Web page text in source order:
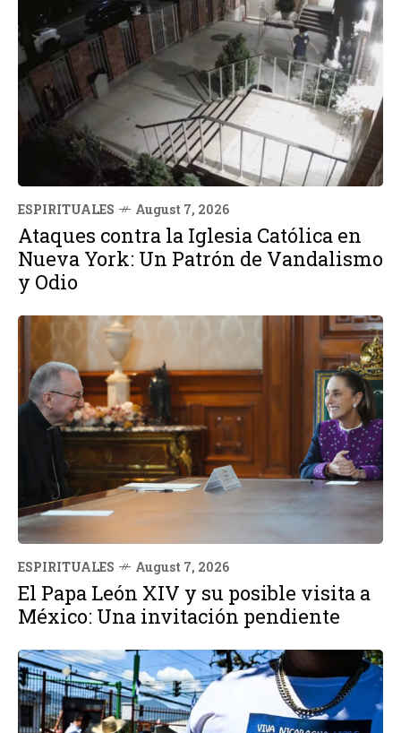
ESPIRITUALES August 7, 2026
Ataques contra la Iglesia Católica en
Nueva York: Un Patrón de Vandalismo
y Odio
ESPIRITUALES August 7, 2026
El Papa León XIV y su posible visita a
México: Una invitación pendiente